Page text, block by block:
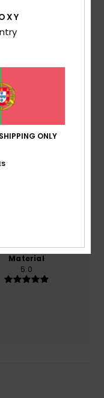
este
Material
5.0
ONLY